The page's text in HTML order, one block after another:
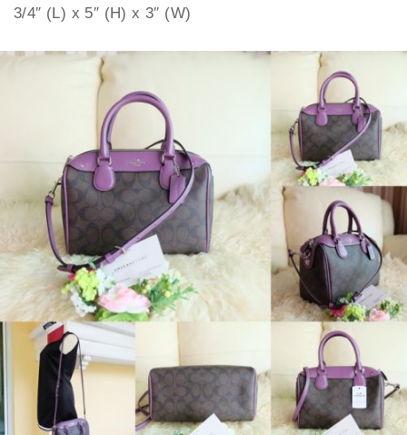
3/4″ (L) x 5″ (H) x 3″ (W)